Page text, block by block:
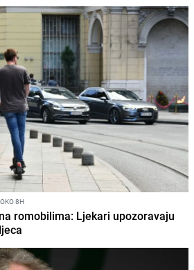
8H
romobilima: Ljekari upozoravaju